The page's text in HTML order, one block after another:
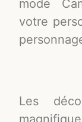
mode
votre
Les